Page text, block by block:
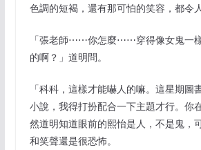
色調的短褐，還有那可怕的笑容，都令
「張老師⋯⋯你怎麼⋯⋯穿得像女鬼一
的啊？」道明問。
「科科，這樣才能嚇人的嘛。這星期圖
小說，我得打扮配合一下主題才行。你
然道明知道眼前的熙怡是人，不是鬼，
和笑聲還是很恐怖。